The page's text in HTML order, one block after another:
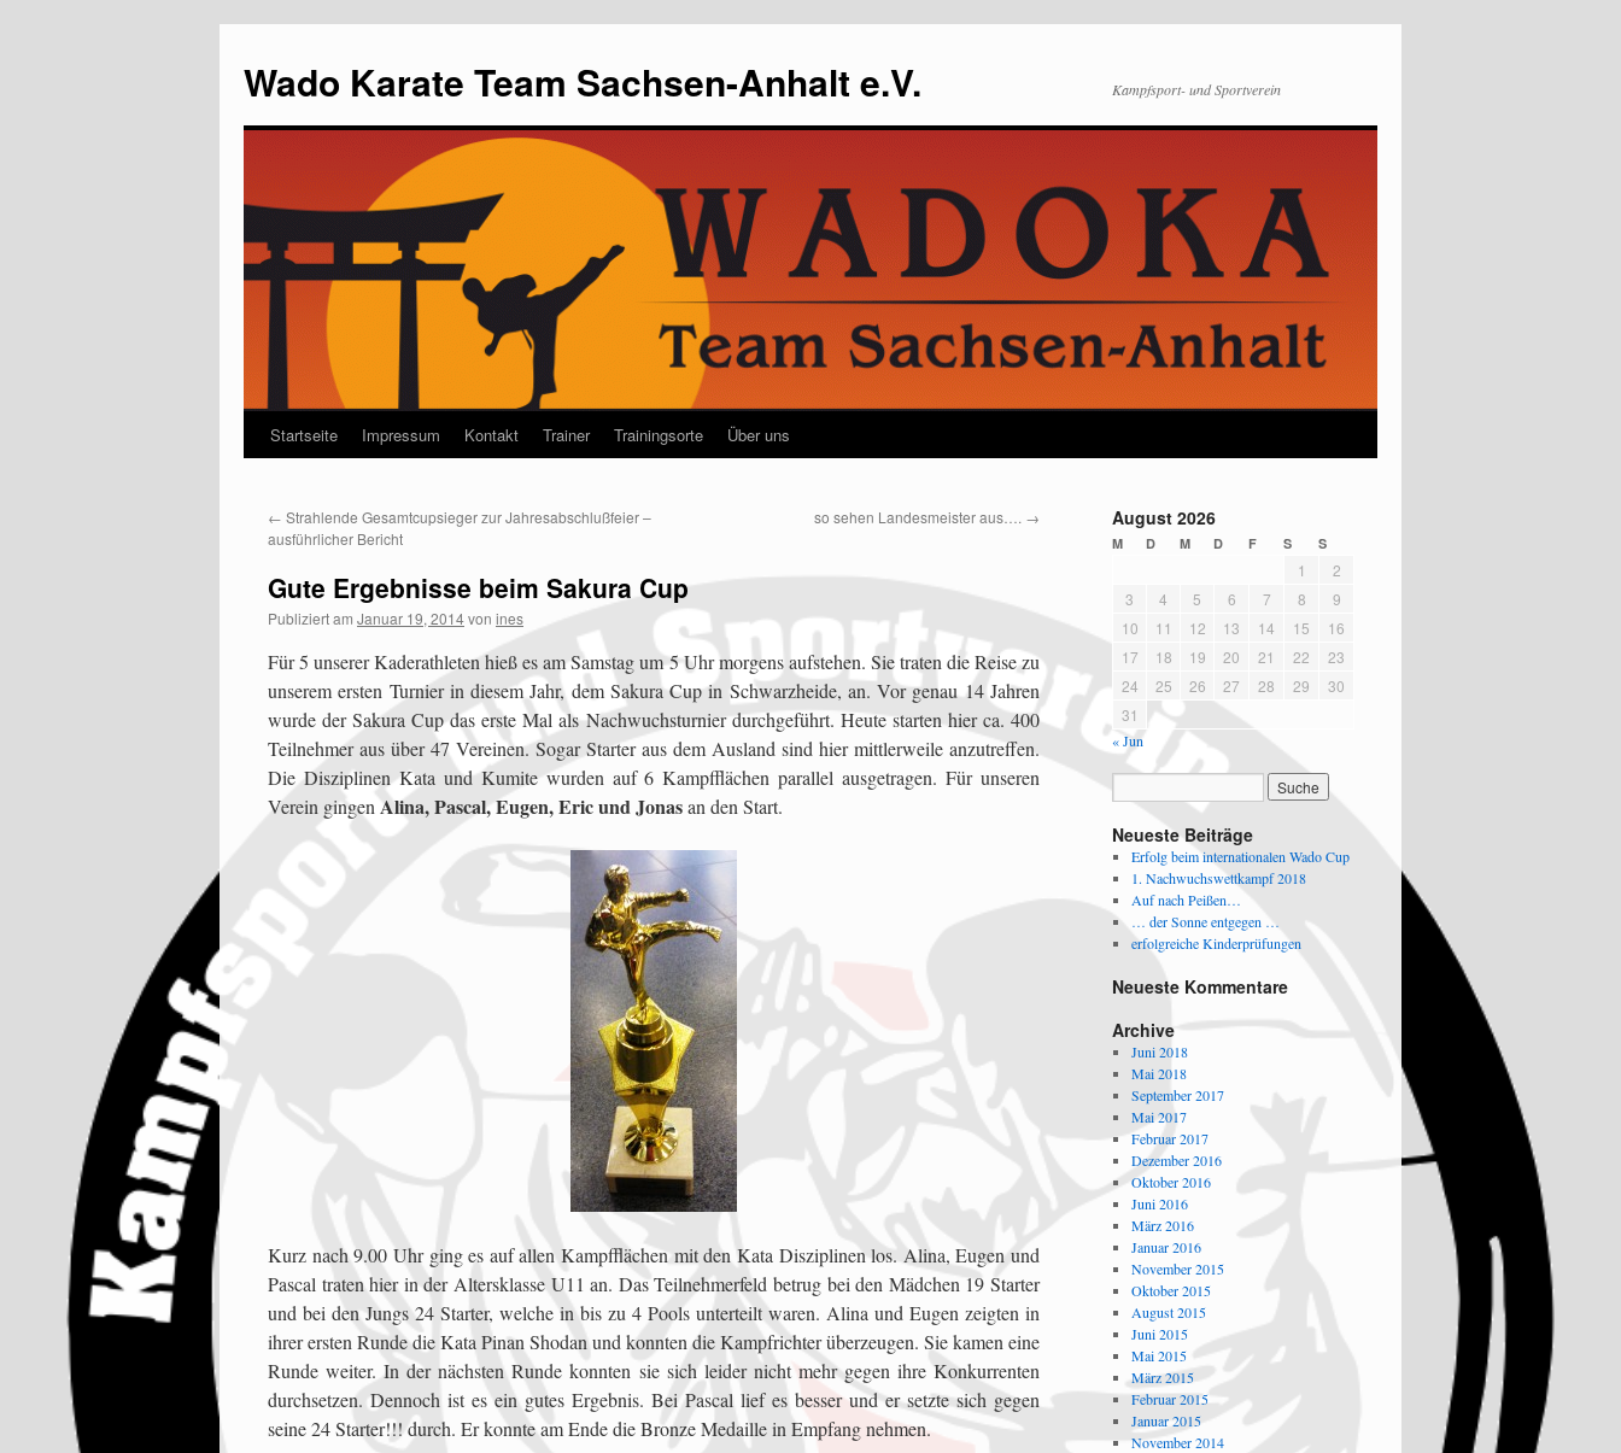
Wado Karate Team Sachsen-Anhalt e.V. Kampfsport- und Sportverein
Startseite Impressum Kontakt Trainer Trainingsorte Über uns
← Strahlende Gesamtcupsieger zur Jahresabschlußfeier –
ausführlicher Bericht
so sehen Landesmeister aus…. →
Gute Ergebnisse beim Sakura Cup
Publiziert am Januar 19, 2014von ines
Für 5 unserer Kaderathleten hieß es am Samstag um 5 Uhr morgens aufstehen. Sie traten die Reise zu
unserem ersten Turnier in diesem Jahr, dem Sakura Cup in Schwarzheide, an. Vor genau 14 Jahren
wurde der Sakura Cup das erste Mal als Nachwuchsturnier durchgeführt. Heute starten hier ca. 400
Teilnehmer aus über 47 Vereinen. Sogar Starter aus dem Ausland sind hier mittlerweile anzutreffen.
Die Disziplinen Kata und Kumite wurden auf 6 Kampfflächen parallel ausgetragen. Für unseren
Verein gingen Alina, Pascal, Eugen, Eric und Jonasan den Start.
Kurz nach 9.00 Uhr ging es auf allen Kampfflächen mit den Kata Disziplinen los. Alina, Eugen und
Pascal traten hier in der Altersklasse U11 an. Das Teilnehmerfeld betrug bei den Mädchen 19 Starter
und bei den Jungs 24 Starter, welche in bis zu 4 Pools unterteilt waren. Alina und Eugen zeigten in
ihrer ersten Runde die Kata Pinan Shodan und konnten die Kampfrichter überzeugen. Sie kamen eine
Runde weiter. In der nächsten Runde konnten sie sich leider nicht mehr gegen ihre Konkurrenten
durchsetzen. Dennoch ist es ein gutes Ergebnis. Bei Pascal lief es besser und er setzte sich gegen
seine 24 Starter!!! durch. Er konnte am Ende die Bronze Medaille in Empfang nehmen.
August 2026
M D M D F S S
1
2
3
4 5 6 7 8
9
10
11 12 13 14 15
16
17
18 19 20 21 22
23
24
25 26 27 28 29
30
31
« Jun
Neueste Beiträge
Erfolg beim internationalen Wado Cup
1. Nachwuchswettkampf 2018
Auf nach Peißen…
… der Sonne entgegen …
erfolgreiche Kinderprüfungen
Neueste Kommentare
Archive
Juni 2018
Mai 2018
September 2017
Mai 2017
Februar 2017
Dezember 2016
Oktober 2016
Juni 2016
März 2016
Januar 2016
November 2015
Oktober 2015
August 2015
Juni 2015
Mai 2015
März 2015
Februar 2015
Januar 2015
November 2014